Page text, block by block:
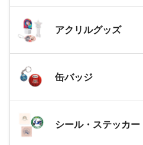
アクリルグッズ
缶バッジ
シール・ステッカー